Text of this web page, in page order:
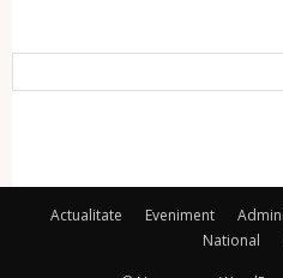
Actualitate Eveniment
National